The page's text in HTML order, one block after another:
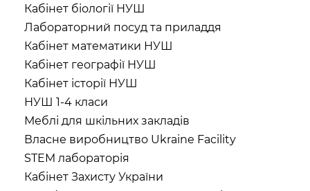
Кабінет біології НУШ
Лабораторний посуд та приладдя
Кабінет математики НУШ
Кабінет географії НУШ
Кабінет історії НУШ
НУШ 1-4 класи
Меблі для шкільних закладів
Власне виробництво Ukraine Facility
STEM лабораторія
Кабінет Захисту України